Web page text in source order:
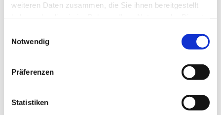
weiteren Daten zusammen, die Sie ihnen bereitgestellt
Notwendig
Präferenzen
Statistiken
030 815 18 39
Bürozeiten an den Standorten der Ortskirchen